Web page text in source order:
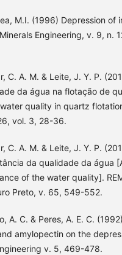
M.I. (1996) Depression of
Engineering, v. 9, n.
C. A. M. & Leite, J. Y. P.
da água na flotação de
quality in quartz
vol. 3, 28-36.
C. A. M. & Leite, J. Y. P.
da qualidade da água
of the water quality].
Preto, v. 65, 549-552.
A. C. & Peres, A. E. C.
amylopectin on the
v. 5, 469-478.